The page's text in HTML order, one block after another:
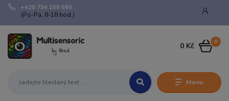
Menu
+420 734 150 560
(Po-Pá, 8-18 hod.)
0
0 Kč